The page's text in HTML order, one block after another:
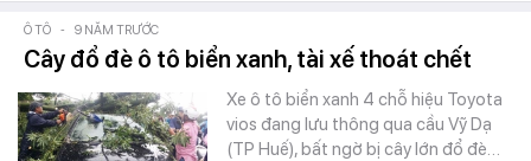
Ô TÔ - 9 NĂM TRƯỚC
Cây đổ đè ô tô biển xanh, tài xế thoát chết
Xe ô tô biển xanh 4 chỗ hiệu Toyota
vios đang lưu thông qua cầu Vỹ Dạ
(TP Huế), bất ngờ bị cây lớn đổ đè…